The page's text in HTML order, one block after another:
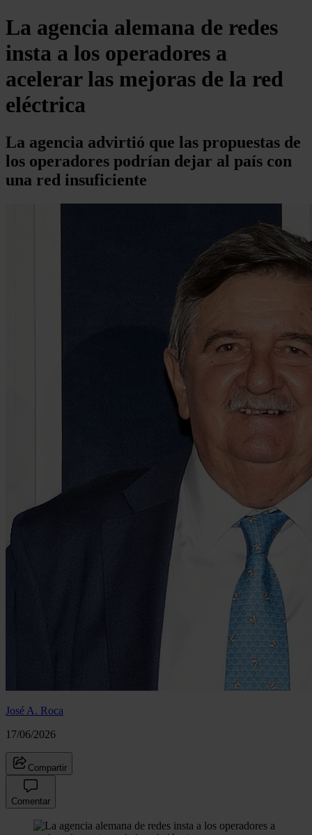
La agencia alemana de redes
insta a los operadores a
acelerar las mejoras de la red
eléctrica
La agencia advirtió que las propuestas de
los operadores podrían dejar al país con
una red insuficiente
José A. Roca
17/06/2026
Compartir
Comentar